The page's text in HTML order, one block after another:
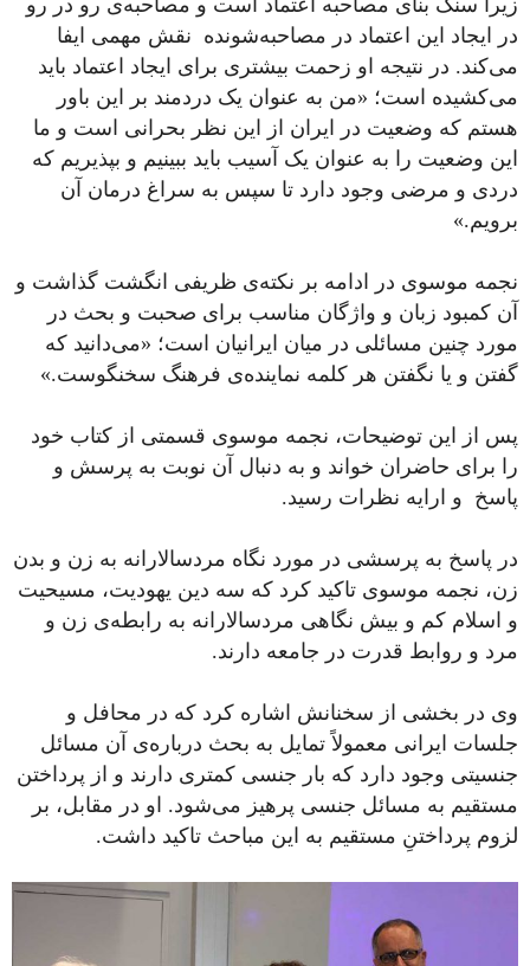
در ایجاد این اعتماد در مصاحبه‌شونده نقش مهمی ایفا
می‌کند. در نتیجه او زحمت بیشتری برای ایجاد اعتماد باید
می‌کشیده است؛ «من به عنوان یک دردمند بر این باور
هستم که وضعیت در ایران از این نظر بحرانی است و ما
این وضعیت را به عنوان یک آسیب باید ببینیم و بپذیریم که
دردی و مرضی وجود دارد تا سپس به سراغ درمان آن
برویم.»
نجمه موسوی در ادامه بر نکته‌ی ظریفی انگشت گذاشت و
آن کمبود زبان و واژگان مناسب برای صحبت و بحث در
مورد چنین مسائلی در میان ایرانیان است؛ «می‌دانید که
گفتن و یا نگفتن هر کلمه نماینده‌ی فرهنگ سخنگوست.»
پس از این توضیحات، نجمه موسوی قسمتی از کتاب خود
را برای حاضران خواند و به دنبال آن نوبت به پرسش و
پاسخ و ارایه نظرات رسید.
در پاسخ به پرسشی در مورد نگاه مردسالارانه به زن و بدن
زن، نجمه موسوی تاکید کرد که سه دین یهودیت، مسیحیت
و اسلام کم و بیش نگاهی مردسالارانه به رابطه‌ی زن و
مرد و روابط قدرت در جامعه دارند.
وی در بخشی از سخنانش اشاره کرد که در محافل و
جلسات ایرانی معمولاً تمایل به بحث درباره‌ی آن مسائل
جنسیتی وجود دارد که بار جنسی کمتری دارند و از پرداختن
مستقیم به مسائل جنسی پرهیز می‌شود. او در مقابل، بر
لزوم پرداختنِ مستقیم به این مباحث تاکید داشت.